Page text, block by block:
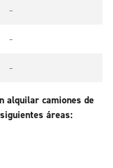
-
-
-
alquilar camiones de
áreas: